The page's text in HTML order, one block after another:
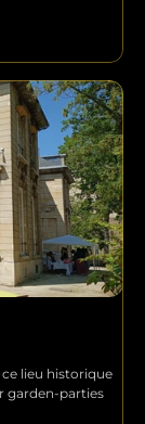
ce lieu historique
garden-parties